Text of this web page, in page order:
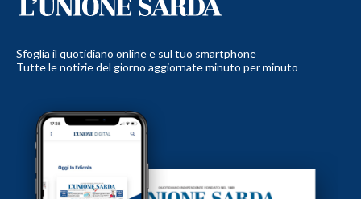
Sfoglia il quotidiano online e sul tuo smartphone
Tutte le notizie del giorno aggiornate minuto per minuto